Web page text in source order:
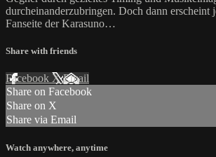
durcheinanderzubringen. Doch dann erscheint
Fanseite der Karasuno…
Share with friends
Facebook XEmail
Share on Facebook
Share on X
Share via Email
Watch anywhere, anytime